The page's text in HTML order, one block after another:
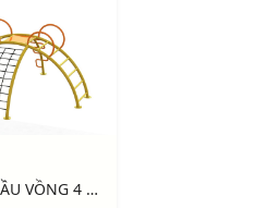
THANG CẦU VỒNG 4 HƯỚNG